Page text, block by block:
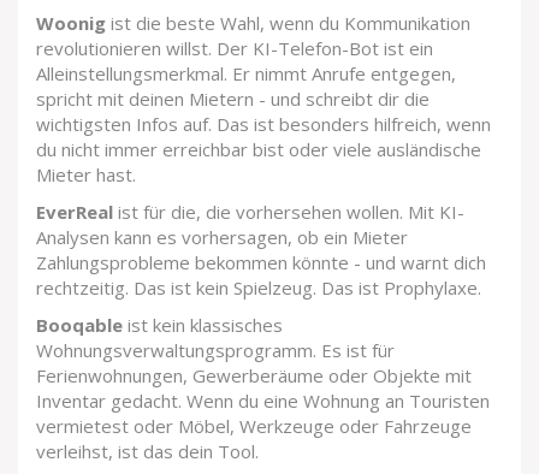
Woonig ist die beste Wahl, wenn du Kommunikation
revolutionieren willst. Der KI-Telefon-Bot ist ein
Alleinstellungsmerkmal. Er nimmt Anrufe entgegen,
spricht mit deinen Mietern - und schreibt dir die
wichtigsten Infos auf. Das ist besonders hilfreich, wenn
du nicht immer erreichbar bist oder viele ausländische
Mieter hast.
EverReal ist für die, die vorhersehen wollen. Mit KI-
Analysen kann es vorhersagen, ob ein Mieter
Zahlungsprobleme bekommen könnte - und warnt dich
rechtzeitig. Das ist kein Spielzeug. Das ist Prophylaxe.
Booqable ist kein klassisches
Wohnungsverwaltungsprogramm. Es ist für
Ferienwohnungen, Gewerberäume oder Objekte mit
Inventar gedacht. Wenn du eine Wohnung an Touristen
vermietest oder Möbel, Werkzeuge oder Fahrzeuge
verleihst, ist das dein Tool.